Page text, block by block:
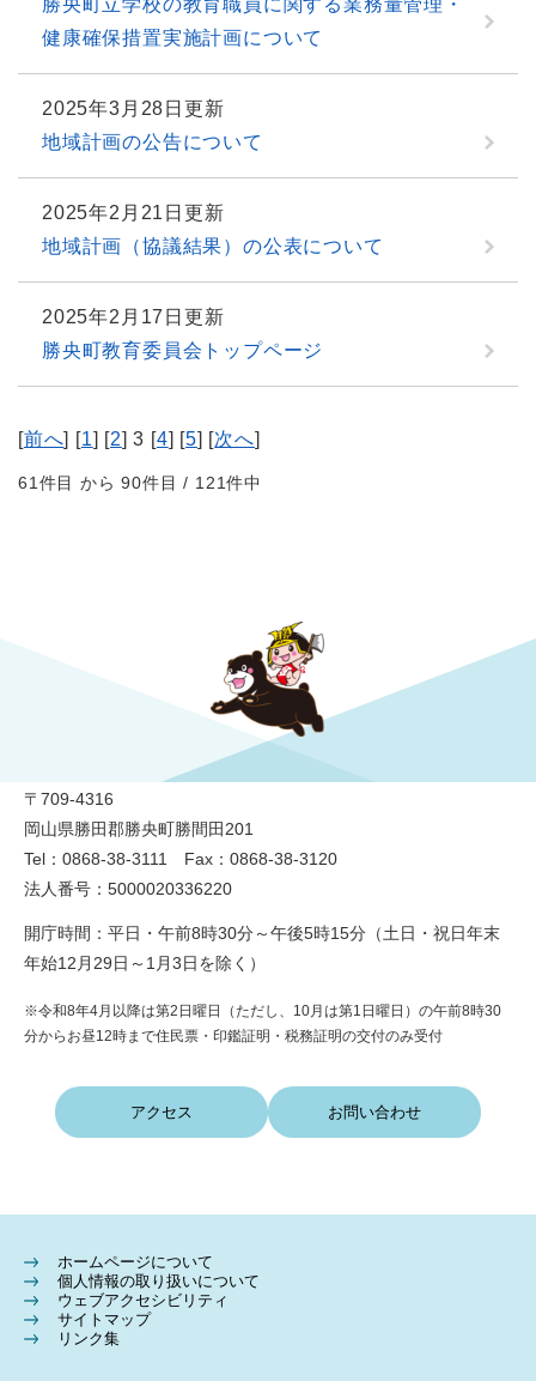
勝央町立学校の教育職員に関する業務量管理・
健康確保措置実施計画について
2025年3月28日更新
地域計画の公告について
2025年2月21日更新
地域計画（協議結果）の公表について
2025年2月17日更新
勝央町教育委員会トップページ
[前へ] [1] [2] 3 [4] [5] [次へ]
61件目 から 90件目 / 121件中
〒709-4316
岡山県勝田郡勝央町勝間田201
Tel：0868-38-3111 Fax：0868-38-3120
法人番号：5000020336220
開庁時間：平日・午前8時30分～午後5時15分（土日・祝日年末
年始12月29日～1月3日を除く）
※令和8年4月以降は第2日曜日（ただし、10月は第1日曜日）の午前8時30
分からお昼12時まで住民票・印鑑証明・税務証明の交付のみ受付
アクセス お問い合わせ
ホームページについて
個人情報の取り扱いについて
ウェブアクセシビリティ
サイトマップ
リンク集